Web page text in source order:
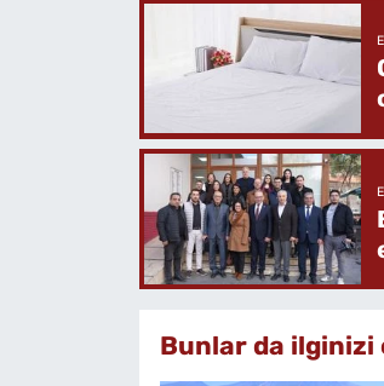
Bunlar da ilginizi